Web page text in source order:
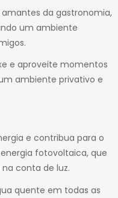
da gastronomia,
um ambiente
e aproveite momentos
ambiente privativo e
e contribua para o
fotovoltaica, que
conta de luz.
quente em todas as